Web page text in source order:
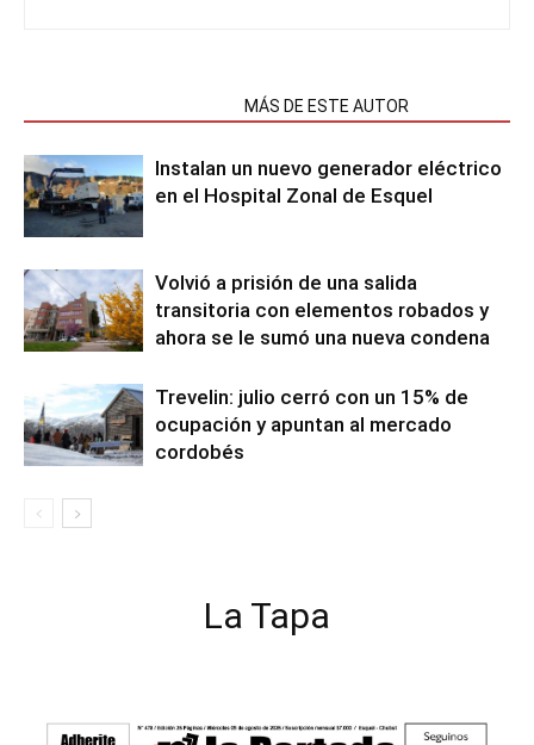
MÁS DE ESTE AUTOR
Instalan un nuevo generador eléctrico
en el Hospital Zonal de Esquel
Volvió a prisión de una salida
transitoria con elementos robados y
ahora se le sumó una nueva condena
Trevelin: julio cerró con un 15% de
ocupación y apuntan al mercado
cordobés
La Tapa